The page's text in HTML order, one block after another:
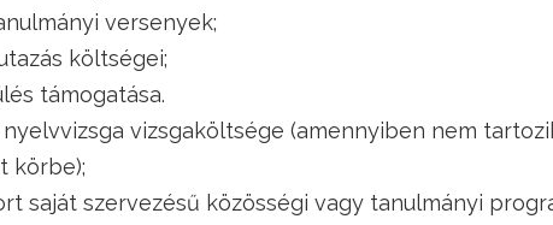
versenyek;
költségei;
támogatása.
vizsgaköltsége (amennyiben nem
körbe);
saját szervezésű közösségi vagy tanulmányi